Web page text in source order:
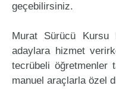
geçebilirsiniz.
Murat Sürücü
adaylara hizmet
tecrübeli öğretmenler
manuel araçlarla özel